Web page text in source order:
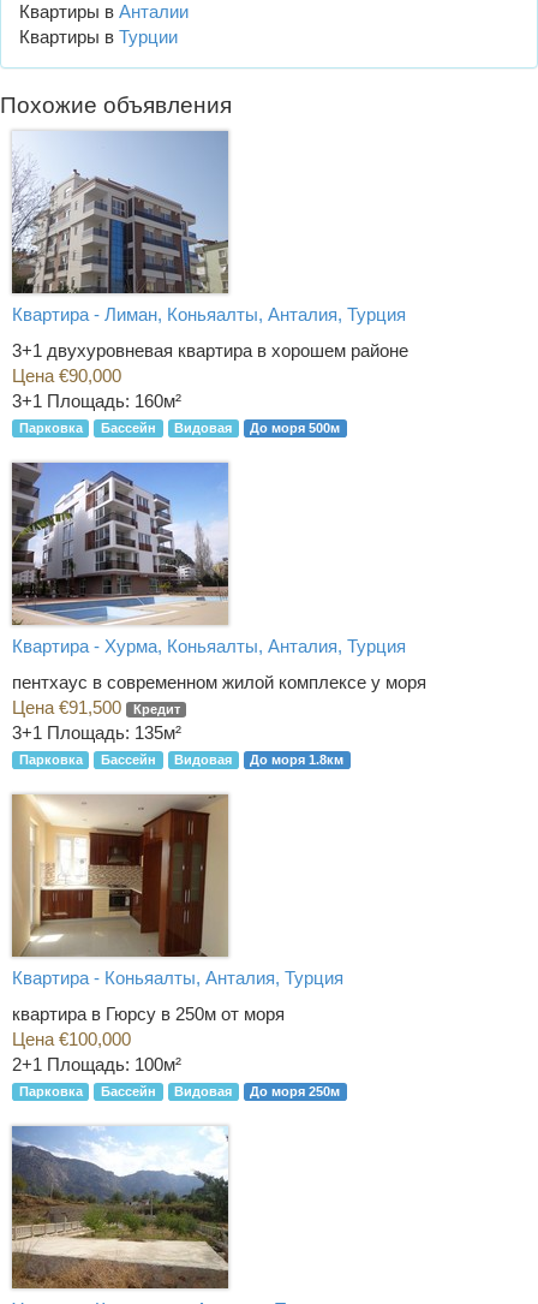
Квартиры в Анталии
Квартиры в Турции
Похожие объявления
Квартира - Лиман, Коньяалты, Анталия, Турция
3+1 двухуровневая квартира в хорошем районе
Цена €90,000
3+1 Площадь: 160м²
Парковка Бассейн Видовая До моря 500м
Квартира - Хурма, Коньяалты, Анталия, Турция
пентхаус в современном жилой комплексе у моря
Цена €91,500
Кредит
3+1 Площадь: 135м²
Парковка Бассейн Видовая До моря 1.8км
Квартира - Коньяалты, Анталия, Турция
квартира в Гюрсу в 250м от моря
Цена €100,000
2+1 Площадь: 100м²
Парковка Бассейн Видовая До моря 250м